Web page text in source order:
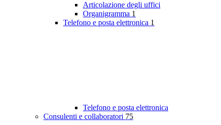
Articolazione degli uffici
Organigramma 1
Telefono e posta elettronica 1
Telefono e posta elettronica
Consulenti e collaboratori 75